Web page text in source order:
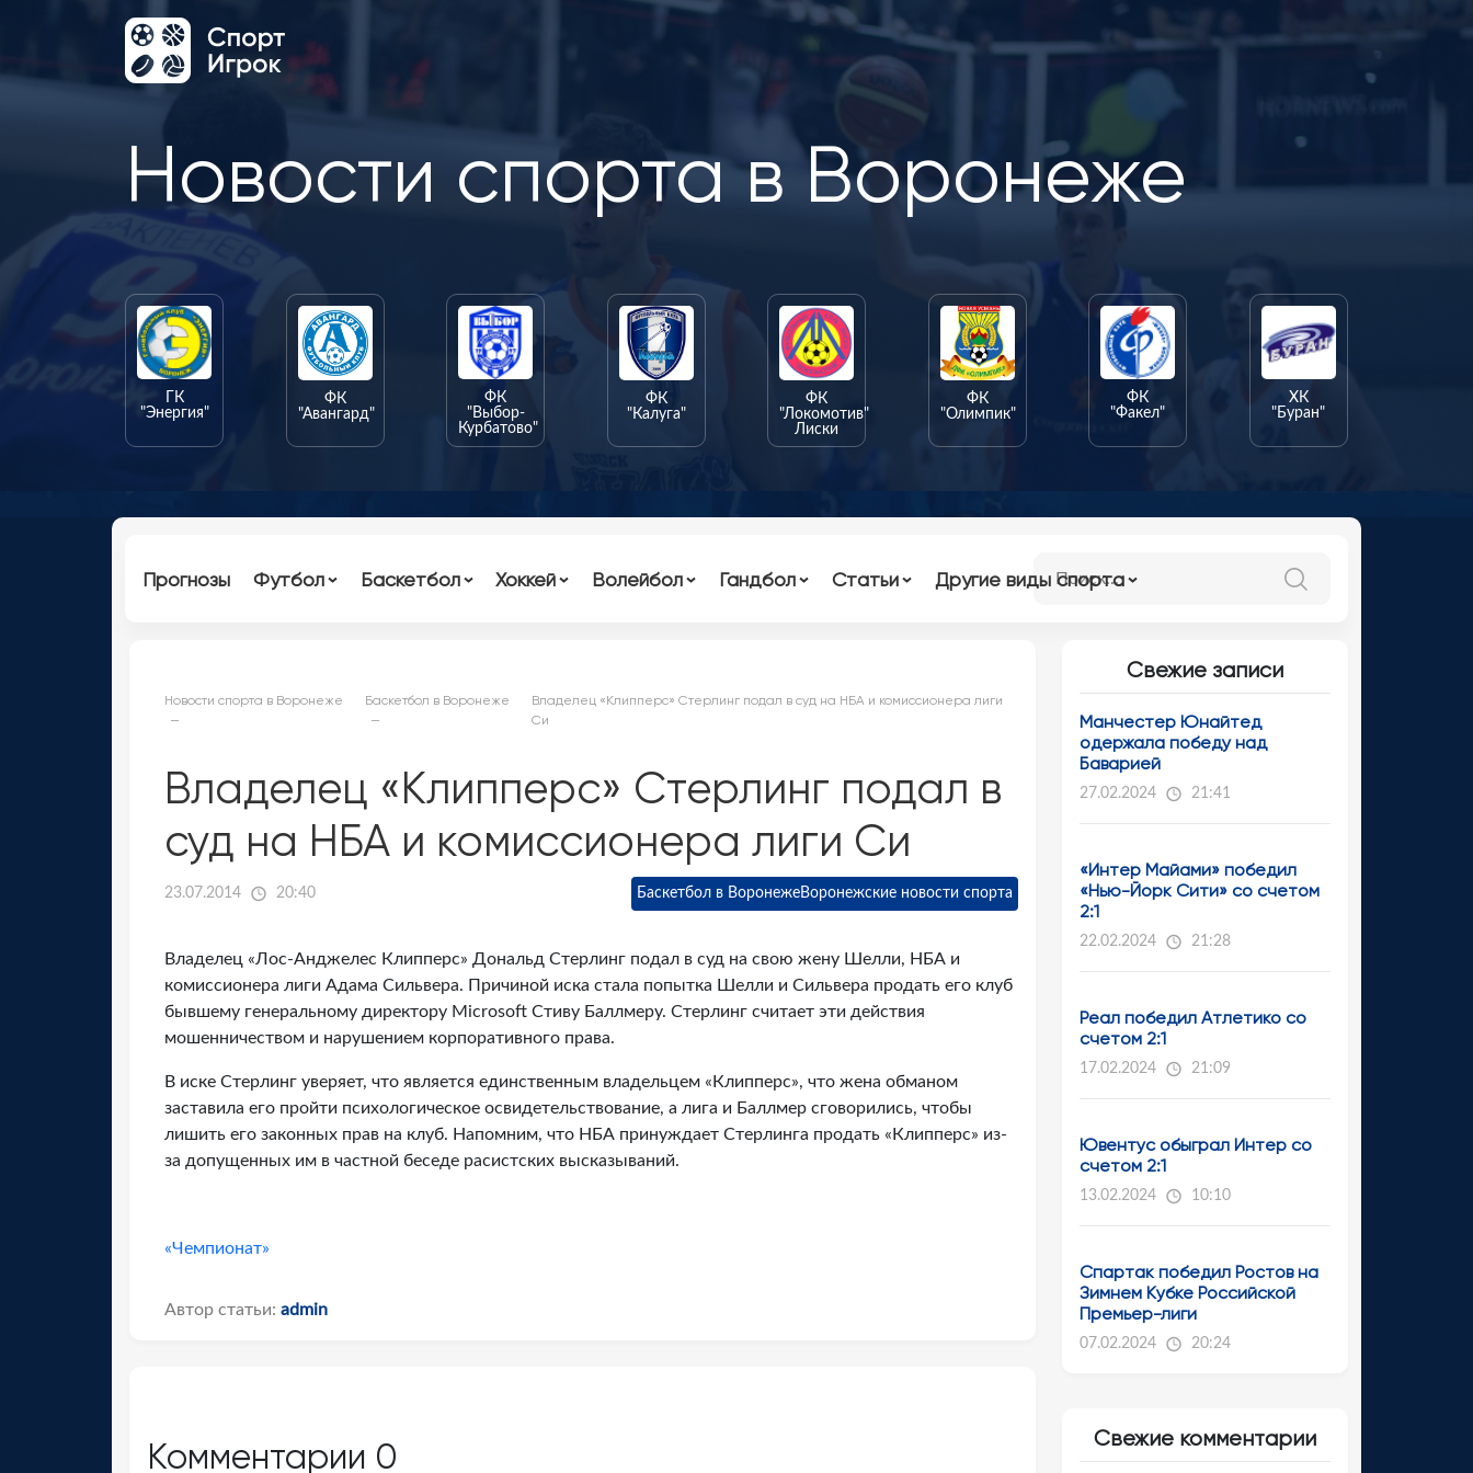
Новости спорта в Воронеже
ГК
"Энергия"
ФК
"Авангард"
ФК
"Выбор-
Курбатово"
ФК
"Калуга"
ФК
"Локомотив"
Лиски
ФК
"Олимпик"
ФК
"Факел"
ХК
"Буран"
Прогнозы Футбол Баскетбол Хоккей Волейбол Гандбол Статьи Другие виды спорта
Новости спорта в Воронеже Баскетбол в Воронеже
Владелец «Клипперс» Стерлинг подал в суд на НБА и комиссионера лиги
Си
Владелец «Клипперс» Стерлинг подал в
суд на НБА и комиссионера лиги Си
23.07.2014 20:40 Баскетбол в ВоронежеВоронежские новости спорта
Владелец «Лос-Анджелес Клипперс» Дональд Стерлинг подал в суд на свою жену Шелли, НБА и
комиссионера лиги Адама Сильвера. Причиной иска стала попытка Шелли и Сильвера продать его клуб
бывшему генеральному директору Microsoft Стиву Баллмеру. Стерлинг считает эти действия
мошенничеством и нарушением корпоративного права.
В иске Стерлинг уверяет, что является единственным владельцем «Клипперс», что жена обманом
заставила его пройти психологическое освидетельствование, а лига и Баллмер сговорились, чтобы
лишить его законных прав на клуб. Напомним, что НБА принуждает Стерлинга продать «Клипперс» из-
за допущенных им в частной беседе расистских высказываний.
«Чемпионат»
Автор статьи: admin
Комментарии 0
Свежие записи
Манчестер Юнайтед
одержала победу над
Баварией
27.02.2024 21:41
«Интер Майами» победил
«Нью-Йорк Сити» со счетом
2:1
22.02.2024 21:28
Реал победил Атлетико со
счетом 2:1
17.02.2024 21:09
Ювентус обыграл Интер со
счетом 2:1
13.02.2024 10:10
Спартак победил Ростов на
Зимнем Кубке Российской
Премьер-лиги
07.02.2024 20:24
Свежие комментарии